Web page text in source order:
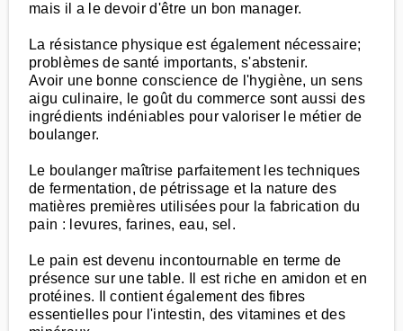
mais il a le devoir d'être un bon manager.
La résistance physique est également nécessaire;
problèmes de santé importants, s'abstenir.
Avoir une bonne conscience de l'hygiène, un sens
aigu culinaire, le goût du commerce sont aussi des
ingrédients indéniables pour valoriser le métier de
boulanger.
Le boulanger maîtrise parfaitement les techniques
de fermentation, de pétrissage et la nature des
matières premières utilisées pour la fabrication du
pain : levures, farines, eau, sel.
Le pain est devenu incontournable en terme de
présence sur une table. Il est riche en amidon et en
protéines. Il contient également des fibres
essentielles pour l'intestin, des vitamines et des